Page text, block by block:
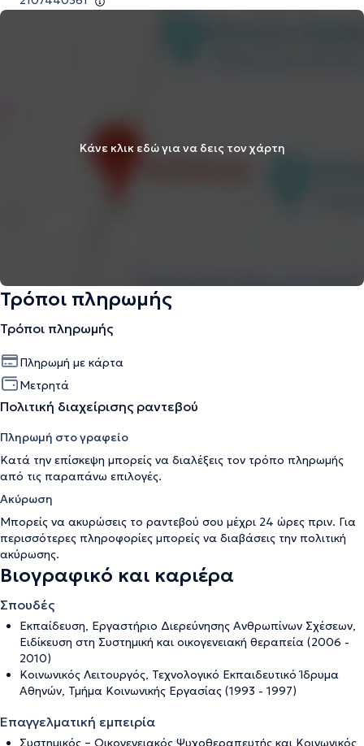
Κάνε κλικ εδώ για να δεις τον χάρτη
Τρόποι πληρωμής
Τρόποι πληρωμής
Πληρωμή με κάρτα
Μετρητά
Πολιτική διαχείρισης ραντεβού
Πληρωμή στο γραφείο
Κατά την επίσκεψη μπορείς να διαλέξεις τον τρόπο πληρωμής
από τις παραπάνω επιλογές.
Ακύρωση
Μπορείς να ακυρώσεις το ραντεβού σου μέχρι 24 ώρες πριν. Για
περισσότερες πληροφορίες μπορείς να διαβάσεις την πολιτική
ακύρωσης.
Βιογραφικό και καριέρα
Σπουδές
Εκπαίδευση, Εργαστήριο Διερεύνησης Ανθρωπίνων Σχέσεων,
Ειδίκευση στη Συστημική και οικογενειακή θεραπεία (2006 -
2010)
Κοινωνικός Λειτουργός, Τεχνολογικό Εκπαιδευτικό Ίδρυμα
Αθηνών, Τμήμα Κοινωνικής Εργασίας (1993 - 1997)
Επαγγελματική εμπειρία
Συστημικός – Οικογενειακός Ψυχοθεραπευτής και Κοινωνικός